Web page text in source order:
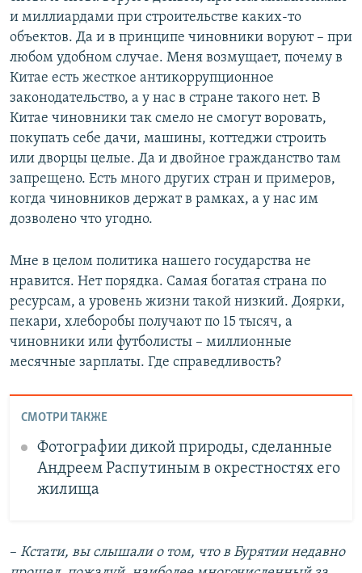
и миллиардами при строительстве каких-то
объектов. Да и в принципе чиновники воруют – при
любом удобном случае. Меня возмущает, почему в
Китае есть жесткое антикоррупционное
законодательство, а у нас в стране такого нет. В
Китае чиновники так смело не смогут воровать,
покупать себе дачи, машины, коттеджи строить
или дворцы целые. Да и двойное гражданство там
запрещено. Есть много других стран и примеров,
когда чиновников держат в рамках, а у нас им
дозволено что угодно.
Мне в целом политика нашего государства не
нравится. Нет порядка. Самая богатая страна по
ресурсам, а уровень жизни такой низкий. Доярки,
пекари, хлеборобы получают по 15 тысяч, а
чиновники или футболисты – миллионные
месячные зарплаты. Где справедливость?
СМОТРИ ТАКЖЕ
Фотографии дикой природы, сделанные
Андреем Распутиным в окрестностях его
жилища
– Кстати, вы слышали о том, что в Бурятии недавно